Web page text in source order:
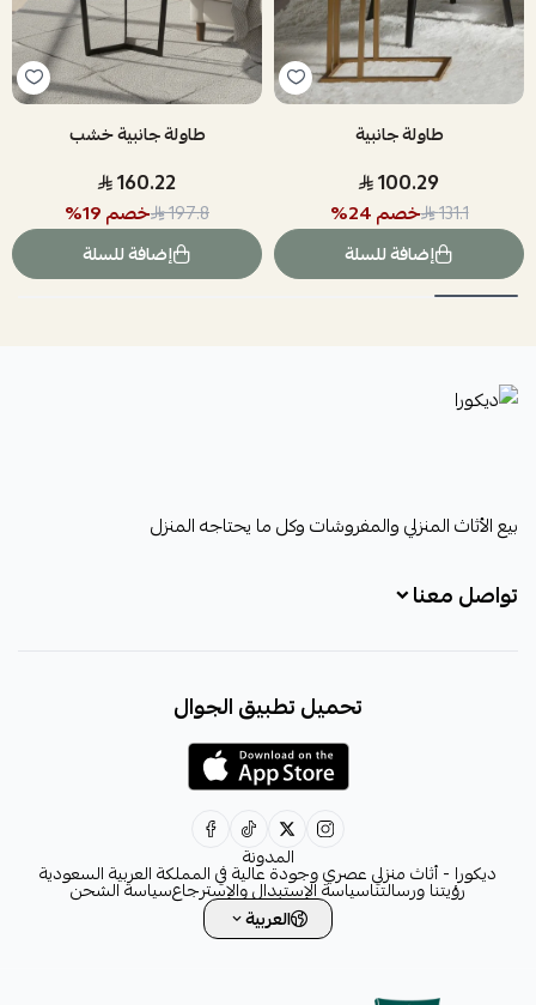
طاولة جانبية
100.29
131.1 خصم24
%
إضافة للسلة
طاولة جانبية خشب
160.22
197.8 خصم19
%
إضافة للسلة
ديكورا
بيع الأثاث المنزلي والمفروشات وكل ما يحتاجه المنزل
تواصل معنا
decora6586@gmail.com
تحميل تطبيق الجوال
المدونة
ديكورا - أثاث منزلي عصري وجودة عالية في المملكة العربية السعودية
رؤيتنا ورسالتناسياسة الإستبدال والإسترجاعسياسة الشحن
العربية